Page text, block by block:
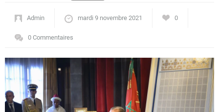
Actualités
Circuits touristiques
Tourisme
Admin mardi 9 novembre 2021 0
0 Commentaires